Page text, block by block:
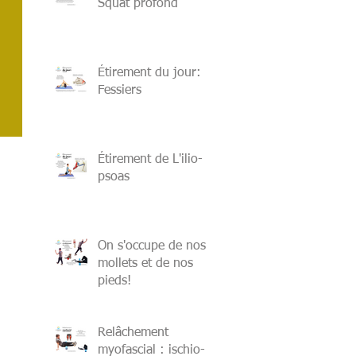
Squat profond
Étirement du jour:
Fessiers
Étirement de L'ilio-
psoas
On s'occupe de nos
mollets et de nos
pieds!
Relâchement
myofascial : ischio-